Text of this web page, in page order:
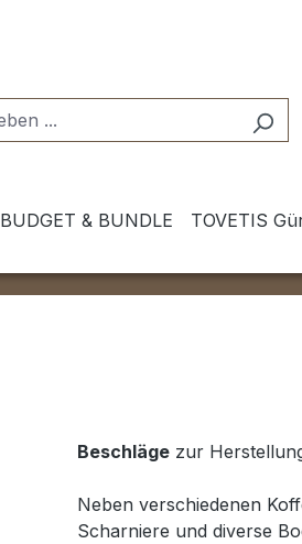
BUDGET & BUNDLE TOVETIS
Beschläge zur
Neben verschiedenen
Scharniere und diverse